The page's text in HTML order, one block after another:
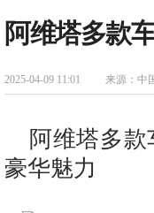
阿维塔多款
2025-04-09 11:01 来源：中
阿维塔多
豪华魅力